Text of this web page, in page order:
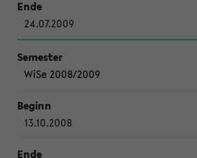
24.07.2009
WiSe 2008/2009
13.10.2008